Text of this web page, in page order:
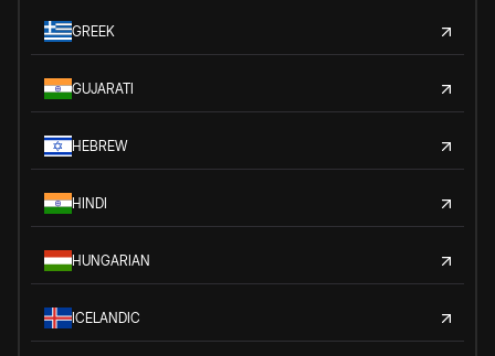
GREEK
GUJARATI
HEBREW
HINDI
HUNGARIAN
ICELANDIC